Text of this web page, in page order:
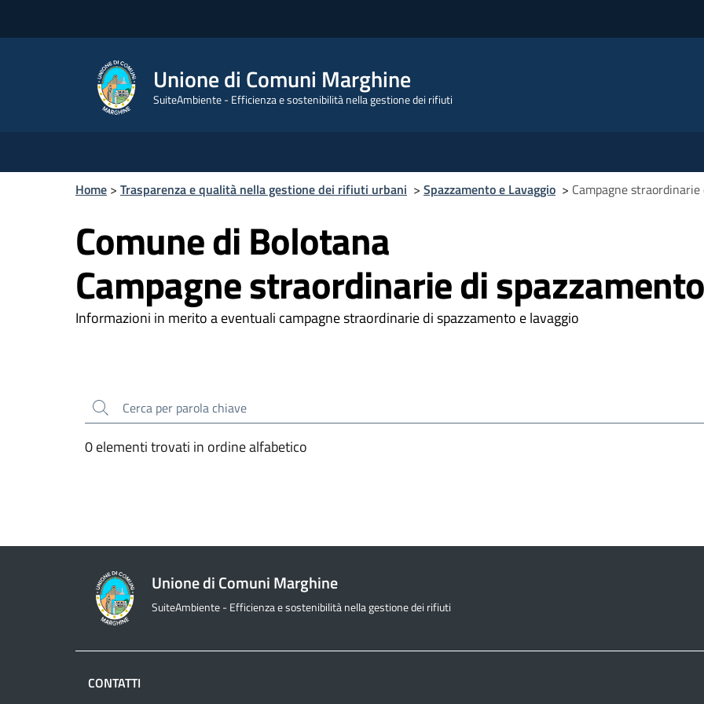
Unione di Comuni Marghine
SuiteAmbiente - Efficienza e sostenibilità nella gestione dei rifiuti
Home > Trasparenza e qualità nella gestione dei rifiuti urbani > Spazzamento e Lavaggio > Campagne
Comune di Bolotana
Campagne straordinarie di
Informazioni in merito a eventuali campagne straordinarie di spazzamento e lavaggio
Cerca
0 elementi trovati in ordine alfabetico
Unione di Comuni Marghine
SuiteAmbiente - Efficienza e sostenibilità nella gestione dei rifiuti
CONTATTI